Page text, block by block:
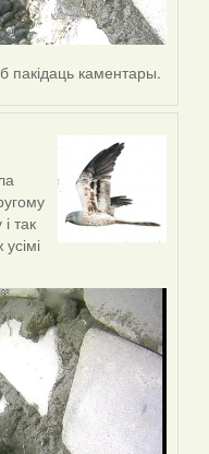
пакідаць каментары.
так